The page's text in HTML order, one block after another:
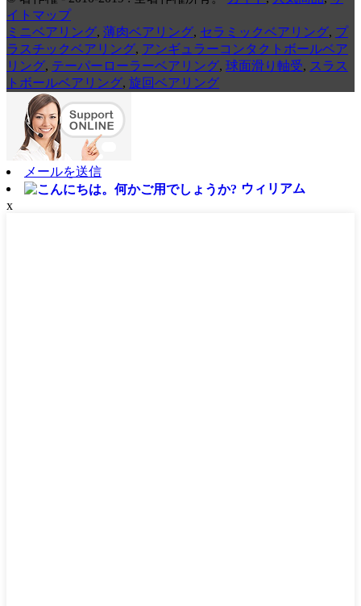
イトマップ
ミニベアリング, 薄肉ベアリング, セラミックベアリング, プ
ラスチックベアリング, アンギュラーコンタクトボールベア
リング, テーパーローラーベアリング, 球面滑り軸受, スラス
トボールベアリング, 旋回ベアリング
メールを送信
ウィリアム
x